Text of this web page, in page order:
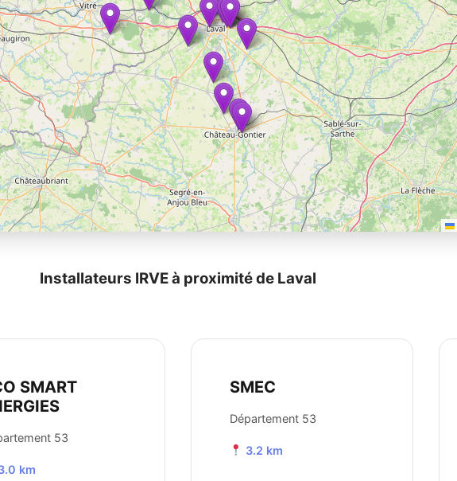
Installateurs IRVE à proximité de Laval
SMART
53
km
SMEC
Département 53
3.2 km